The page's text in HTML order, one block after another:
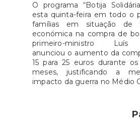
O programa “Botija
esta quinta-feira em todo o
famílias em situação de
económica na compra de
primeiro-ministro Luís
anunciou o aumento da
15 para 25 euros durante
meses, justificando a
impacto da guerra no Médio